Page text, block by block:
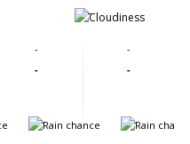
-
-
-
-
-
-
-